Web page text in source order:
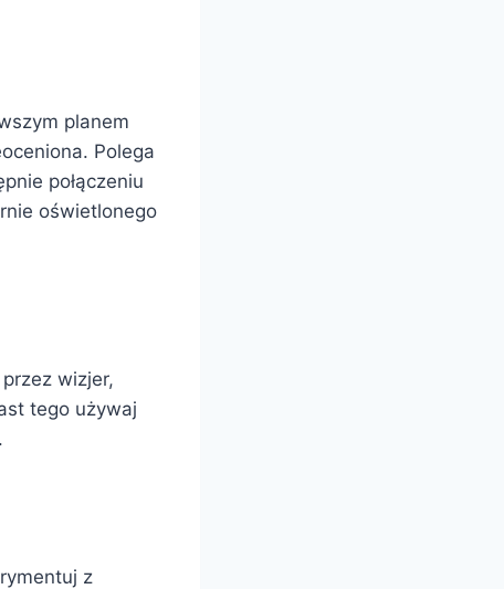
planem
Polega
połączeniu
oświetlonego
wizjer,
tego używaj
z